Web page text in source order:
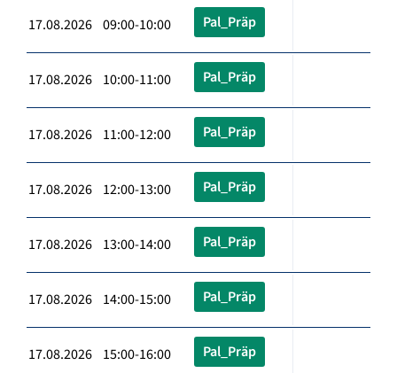
17.08.2026 09:00-10:00 Pal_Präp
17.08.2026 10:00-11:00 Pal_Präp
17.08.2026 11:00-12:00 Pal_Präp
17.08.2026 12:00-13:00 Pal_Präp
17.08.2026 13:00-14:00 Pal_Präp
17.08.2026 14:00-15:00 Pal_Präp
17.08.2026 15:00-16:00 Pal_Präp